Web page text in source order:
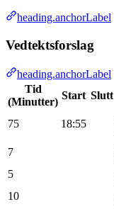
heading.anchorLabel
Vedtektsforslag
heading.anchorLabel
Tid
(Minutter)
Start Slutt
75
18:55
7
5
10